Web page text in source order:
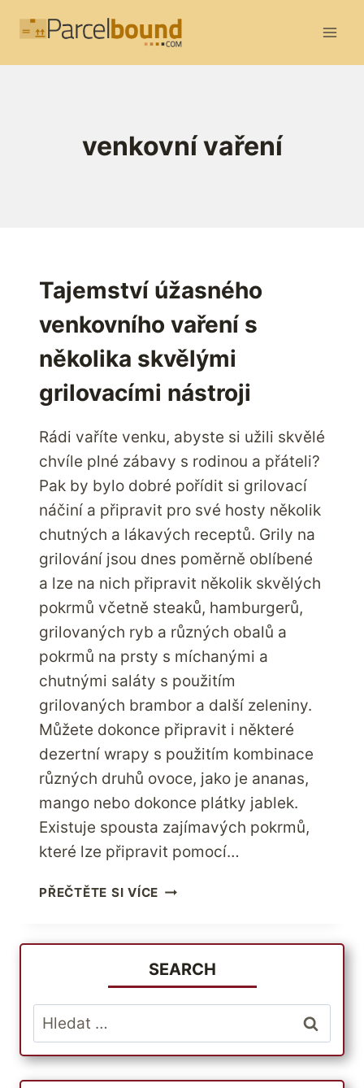
venkovní vaření
Tajemství úžasného
venkovního vaření s
několika skvělými
grilovacími nástroji
Rádi vaříte venku, abyste si užili skvělé
chvíle plné zábavy s rodinou a přáteli?
Pak by bylo dobré pořídit si grilovací
náčiní a připravit pro své hosty několik
chutných a lákavých receptů. Grily na
grilování jsou dnes poměrně oblíbené
a lze na nich připravit několik skvělých
pokrmů včetně steaků, hamburgerů,
grilovaných ryb a různých obalů a
pokrmů na prsty s míchanými a
chutnými saláty s použitím
grilovaných brambor a další zeleniny.
Můžete dokonce připravit i některé
dezertní wrapy s použitím kombinace
různých druhů ovoce, jako je ananas,
mango nebo dokonce plátky jablek.
Existuje spousta zajímavých pokrmů,
které lze připravit pomocí…
PŘEČTĚTE SI VÍCE TAJEMSTVÍ
VAŘENÍ
S
NĚKOLIKA
SKVĚLÝMI
NÁSTROJI
SEARCH
Vyhledávání